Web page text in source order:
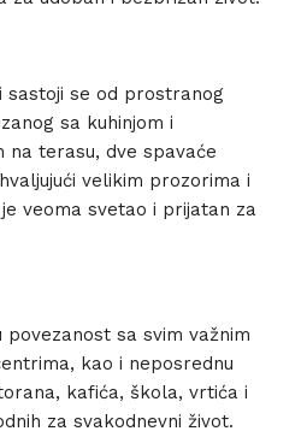
sastoji se od prostranog
sa kuhinjom i
terasu, dve spavaće
velikim prozorima i
veoma svetao i prijatan za
povezanost sa svim važnim
kao i neposrednu
kafića, škola, vrtića i
za svakodnevni život.